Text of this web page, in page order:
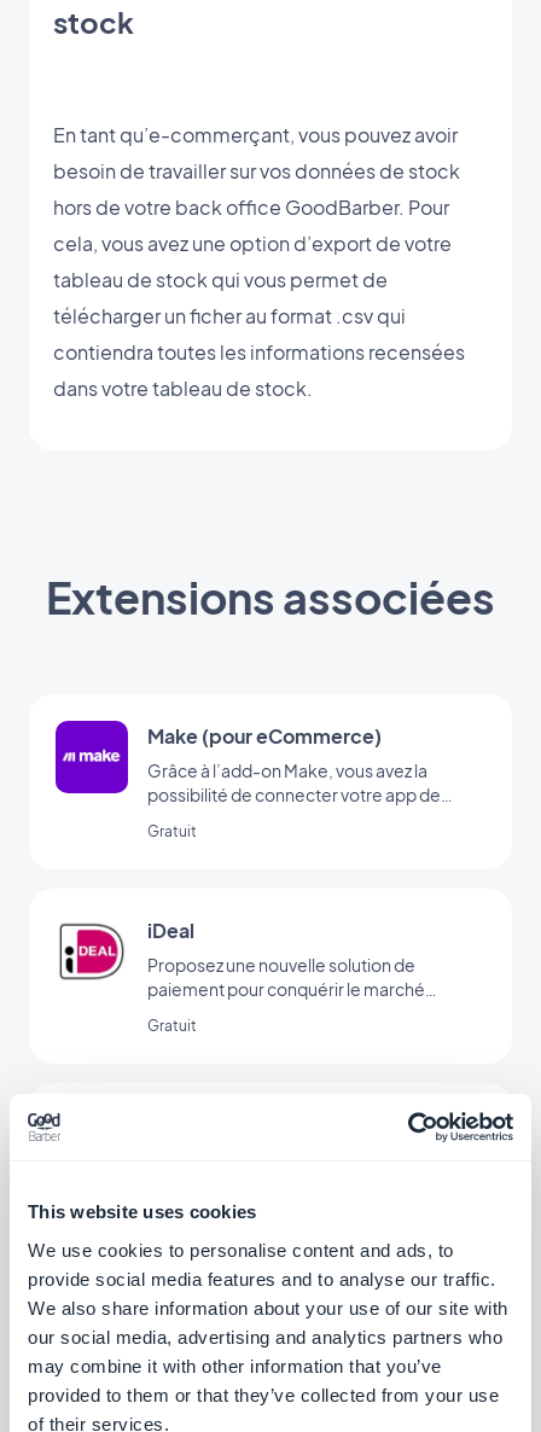
This website uses cookies
We use cookies to personalise content and ads, to
provide social media features and to analyse our traffic.
We also share information about your use of our site with
our social media, advertising and analytics partners who
may combine it with other information that you’ve
provided to them or that they’ve collected from your use
of their services.
stock
En tant qu’e-commerçant, vous pouvez avoir
besoin de travailler sur vos données de stock
hors de votre back office GoodBarber. Pour
cela, vous avez une option d’export de votre
tableau de stock qui vous permet de
télécharger un ficher au format .csv qui
contiendra toutes les informations recensées
dans votre tableau de stock.
Extensions associées
Make (pour eCommerce)
Grâce à l’add-on Make, vous avez la
possibilité de connecter votre app de
services en ligne. C’est l’add-on idéal pour
pour utiliser cet add-on)
Gratuit
iDeal
Proposez une nouvelle solution de
paiement pour conquérir le marché
Gratuit
Gratuit
Stripe Extended
Proposez des méthodes de paiements
supplémentaires sur votre boutique grâce
à Stripe Extended